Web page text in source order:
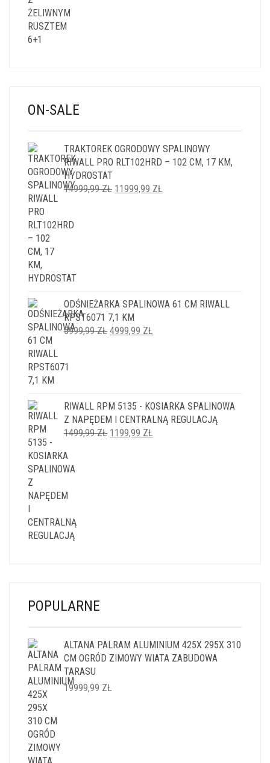
ON-SALE
TRAKTOREK OGRODOWY SPALINOWY
RIWALL PRO RLT102HRD – 102 CM, 17 KM,
HYDROSTAT
14999,99ZŁ PIERWOTNA
11999,99 ZŁ
ODŚNIEŻARKA SPALINOWA 61 CM RIWALL
RPST6071 7,1 KM
5999,99ZŁ PIERWOTNA
4999,99 ZŁ
RIWALL RPM 5135 - KOSIARKA SPALINOWA
Z NAPĘDEM I CENTRALNĄ REGULACJĄ
1499,99ZŁ PIERWOTNA
1199,99 ZŁ
POPULARNE
ALTANA PALRAM ALUMINIUM 425X 295X 310
CM OGRÓD ZIMOWY WIATA ZABUDOWA
TARASU
19999,99 ZŁ